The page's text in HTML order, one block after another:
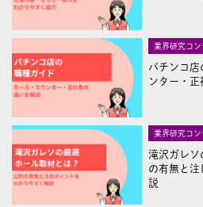
業界研究コン
パチンコ店
ンター・
業界研究コン
滝沢ガレソ
の有無と注
説